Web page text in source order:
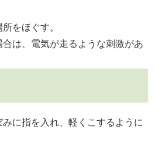
をほぐす。
合は、電気が走るような刺激があ
に指を入れ、軽くこするように